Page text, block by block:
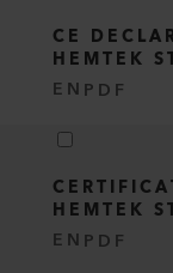
CE
HEMTEK
EN PDF
HEMTEK
EN PDF